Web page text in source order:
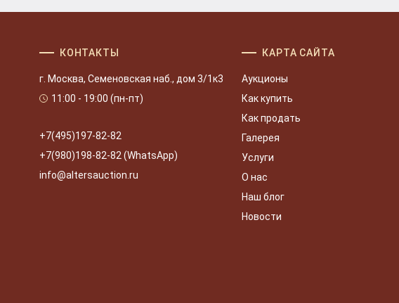
КОНТАКТЫ
г. Москва, Семеновская наб., дом 3/1к3
11:00 - 19:00 (пн-пт)
+7(495)197-82-82
+7(980)198-82-82 (WhatsApp)
info@altersauction.ru
КАРТА САЙТА
Аукционы
Как купить
Как продать
Галерея
Услуги
О нас
Наш блог
Новости